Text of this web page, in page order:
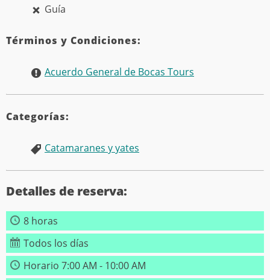
Guía
Términos y Condiciones:
Acuerdo General de Bocas Tours
Categorías:
Catamaranes y yates
Detalles de reserva:
8 horas
Todos los días
Horario 7:00 AM - 10:00 AM